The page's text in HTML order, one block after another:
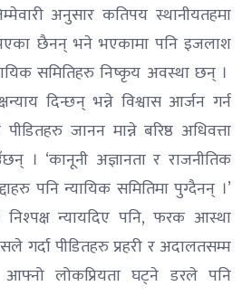
अनुसार कतिपय स्थानीयतहमा
छैनन् भने भएकामा पनि इजलाश
समितिहरु निष्कृय अवस्था छन् ।
दिन्छन् भन्ने विश्वास आर्जन गर्न
जानन मान्ने बरिष्ठ अधिवत्ता
। ‘कानूनी अज्ञानता र राजनीतिक
पनि न्यायिक समितिमा पुग्दैनन् ।’
निश्पक्ष न्यायदिए पनि, फरक आस्था
गर्दा पीडितहरु प्रहरी र अदालतसम्म
आफ्नो लोकप्रियता घट्ने डरले पनि